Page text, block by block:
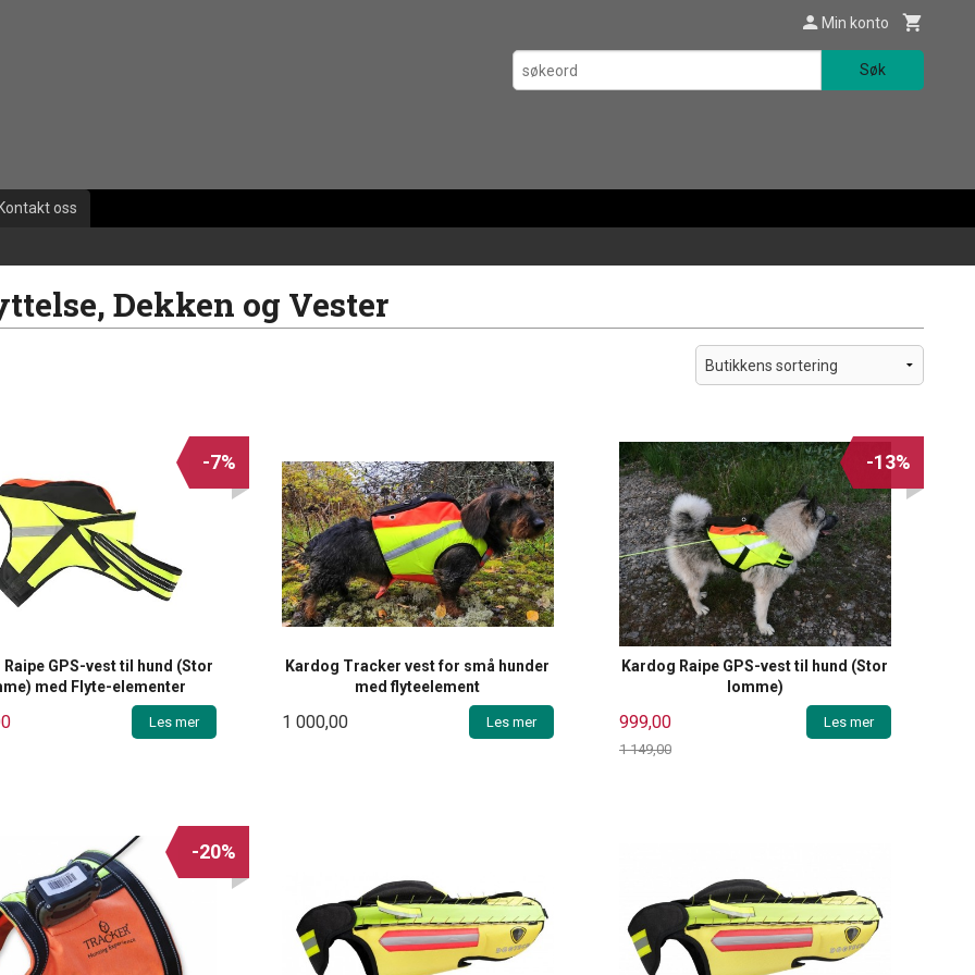
Min konto
Søk
oss
Dekken og Vester
GPS-vest til hund (Stor
med Flyte-elementer
-7%
Les mer
Kardog Tracker vest for små hunder
med flyteelement
1 000,00 Les mer
Kardog Raipe GPS-vest til hund (Stor
lomme)
999,00
1 149,00
-13%
Les mer
-20%